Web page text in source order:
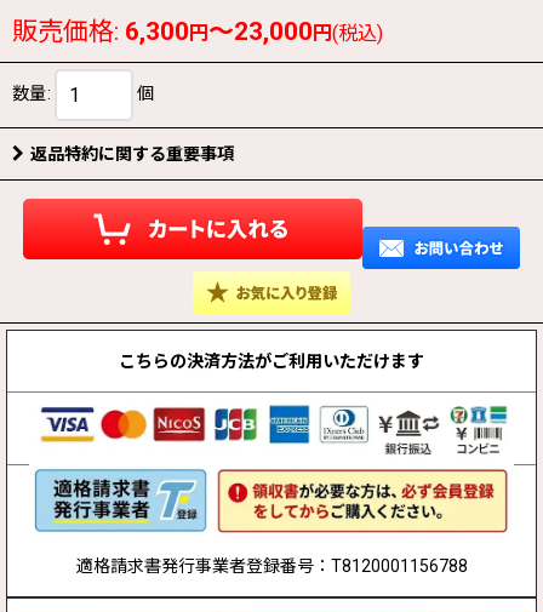
販売価格: 6,300 円 ～23,000 円(税込)
数量: 個
返品特約に関する重要事項
こちらの決済方法がご利用いただけます
適格請求書発行事業者登録番号：T8120001156788